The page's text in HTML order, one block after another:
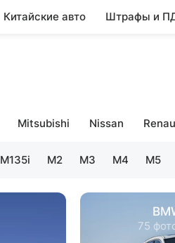
Китайские авто Штрафы и
Mitsubishi Nissan
M135i M2 M3 M4 M5
75